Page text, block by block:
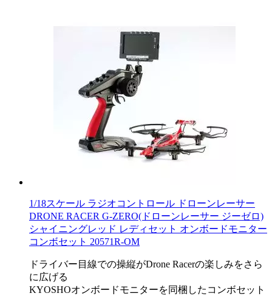
1/18スケール ラジオコントロール ドローンレーサー
DRONE RACER G-ZERO(ドローンレーサー ジーゼロ)
シャイニングレッド レディセット オンボードモニター
コンボセット 20571R-OM
ドライバー目線での操縦がDrone Racerの楽しみをさら
に広げる
KYOSHOオンボードモニターを同梱したコンボセット